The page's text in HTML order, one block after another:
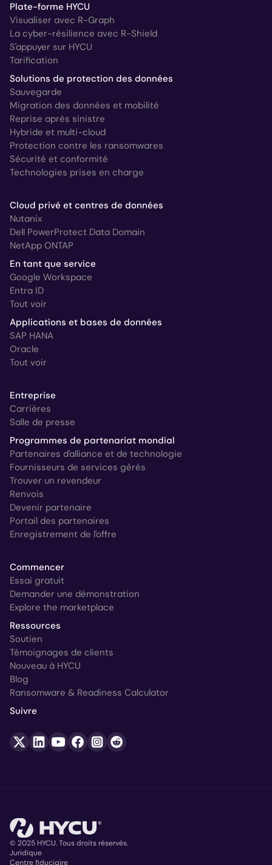
Plate-forme HYCU
Visualiser avec R-Graph
La cyber-résilience avec R-Shield
S'appuyer sur HYCU
Tarification
Solutions de protection des données
Sauvegarde
Migration des données et mobilité
Reprise après sinistre
Hybride et multi-cloud
Protection contre les ransomwares
Sécurité et conformité
Technologies prises en charge
Cloud privé et centres de données
Nutanix
Dell PowerProtect Data Domain
NetApp ONTAP
En tant que service
Google Workspace
Entra ID
Tout voir
Applications et bases de données
SAP HANA
Oracle
Tout voir
Entreprise
Carrières
Salle de presse
Programmes de partenariat mondial
Partenaires d'alliance et de technologie
Fournisseurs de services gérés
Trouver un revendeur
Renvois
Devenir partenaire
Portail des partenaires
Enregistrement de l'offre
Commencer
Essai gratuit
Demander une démonstration
Explore the marketplace
Ressources
Soutien
Témoignages de clients
Nouveau à HYCU
Blog
Ransomware & Readiness Calculator
Suivre
© 2025 HYCU. Tous droits réservés.
Juridique
Centre fiduciaire